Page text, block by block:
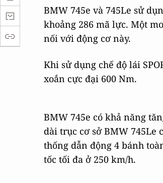
BMW 745e và 745Le sử
khoảng 286 mã lực. Một
nối với động cơ này.
Khi sử dụng chế độ lái
xoắn cực đại 600 Nm.
BMW 745e có khả năng
dài trục cơ sở BMW 745Le
thống dẫn động 4 bánh
tốc tối đa ở 250 km/h.